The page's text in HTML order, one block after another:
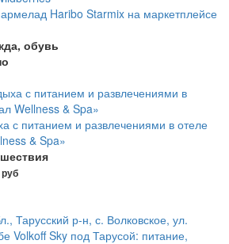
Haribo Starmix на маркетплейсе
обувь
с питанием и развлечениями в отеле
& Spa»
руб
Volkoff Sky под Тарусой: питание,